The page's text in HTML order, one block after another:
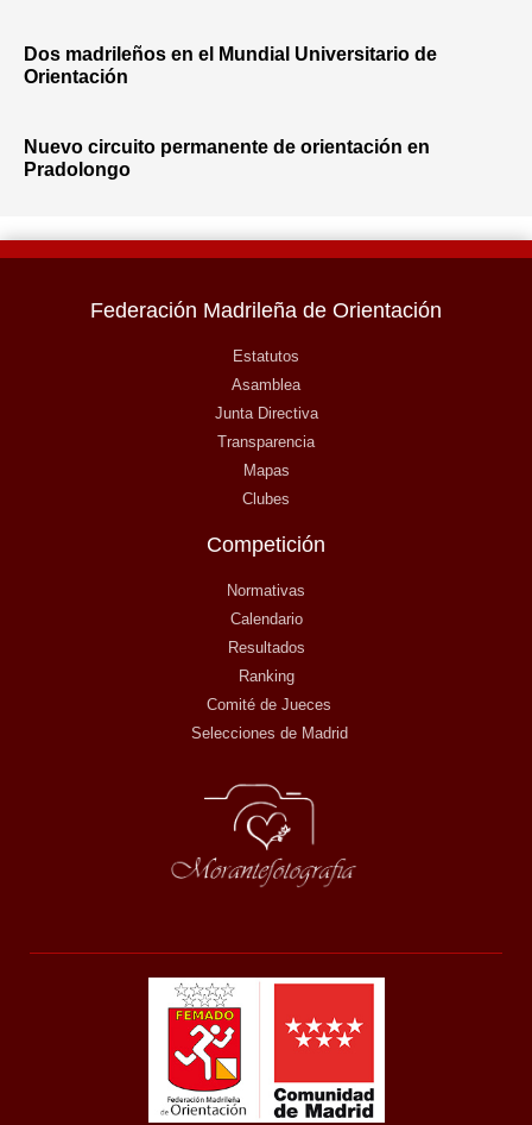
Dos madrileños en el Mundial Universitario de
Orientación
Nuevo circuito permanente de orientación en
Pradolongo
Federación Madrileña de Orientación
Estatutos
Asamblea
Junta Directiva
Transparencia
Mapas
Clubes
Competición
Normativas
Calendario
Resultados
Ranking
Comité de Jueces
Selecciones de Madrid